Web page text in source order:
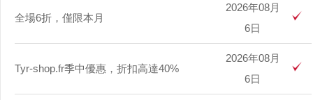
全場6折，僅限本月
2026年08月
6日
Tyr-shop.fr季中優惠，折扣高達40%
2026年08月
6日